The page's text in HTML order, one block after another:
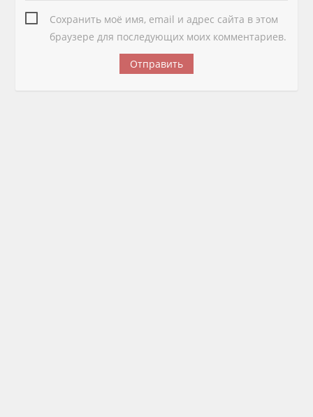
Сохранить моё имя, email и адрес сайта в этом
браузере для последующих моих комментариев.